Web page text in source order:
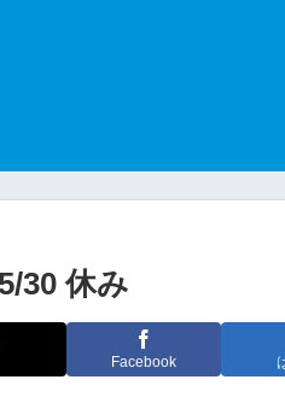
30 休み
Facebook